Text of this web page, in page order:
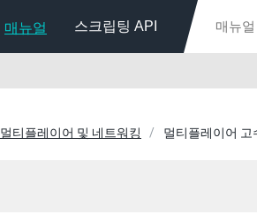
매뉴얼 스크립팅 API
멀티플레이어 및 네트워킹 멀티플레이어 고